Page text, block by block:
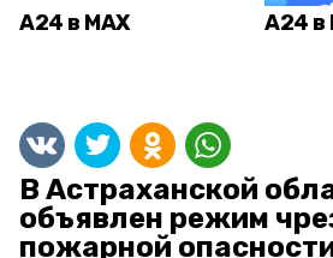
А24 в MAX А24 в
В Астраханской
объявлен режим
пожарной